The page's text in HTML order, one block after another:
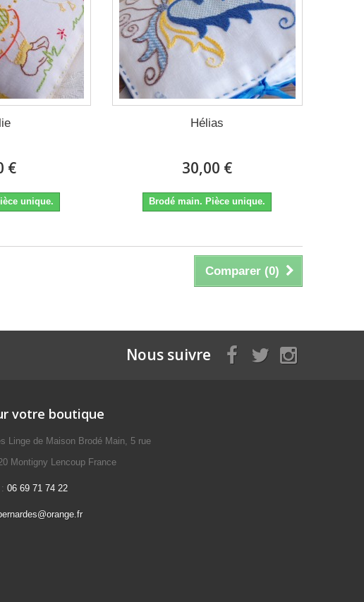
€
unique.
Hélias
30,00 €
Brodé main. Pièce unique.
Comparer (0)
Nous suivre
votre boutique
Linge de Maison Brodé Main, 5 rue
Montigny Lencoup France
06 69 71 74 22